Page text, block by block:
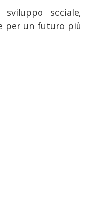
sociale,
per un futuro più